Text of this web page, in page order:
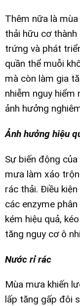
Thêm nữa là
thải hữu cơ
trứng và phát
quần thể muỗi
mà còn làm gia
nhiễm nguy
ảnh hưởng
Ảnh hưởng hiệu
Sự biến động
mưa làm xáo
rác thải. Điều
các enzyme
kém hiệu quả,
tăng nguy cơ ô
Nước rỉ rác
Mùa mưa khiến
lấp tăng gấp đôi